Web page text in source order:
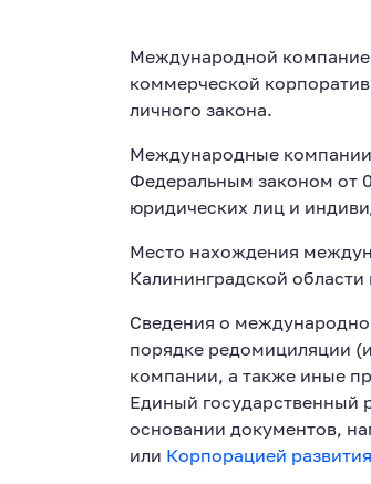
Международной
коммерческой
личного закона.
Международные компании
Федеральным законом от
юридических лиц и
Место нахождения
Калининградской
Сведения о
порядке редомициляции
компании, а также иные
Единый государственный
основании документов,
или Корпорацией